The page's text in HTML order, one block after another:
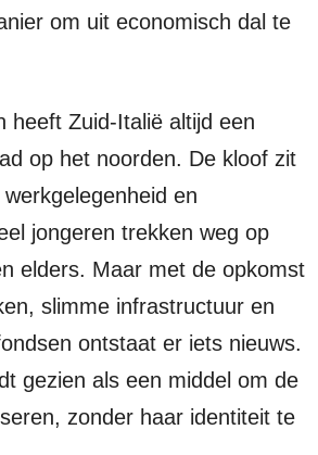
om uit economisch dal te
heeft Zuid-Italië altijd een
op het noorden. De kloof zit
en
jongeren trekken weg op
elders. Maar met de opkomst
slimme infrastructuur en
ontstaat er iets nieuws.
gezien als een middel om de
zonder haar identiteit te